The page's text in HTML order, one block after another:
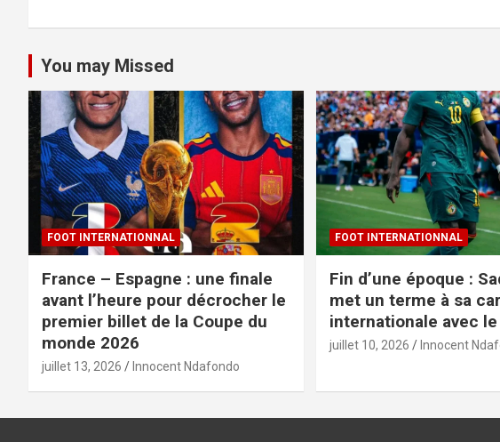
You may Missed
FOOT INTERNATIONNAL
France – Espagne : une finale
avant l’heure pour décrocher le
premier billet de la Coupe du
monde 2026
juillet 13, 2026 Innocent Ndafondo
FOOT INTERNATIONNAL
Fin d’une époque :
met un terme à sa
internationale avec
juillet 10, 2026 Innocent